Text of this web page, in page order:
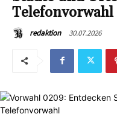
Telefonvorwahl
redaktion 30.07.2026